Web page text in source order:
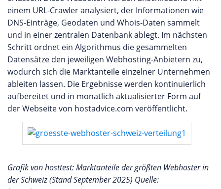
einem URL-Crawler analysiert, der Informationen wie
DNS-Einträge, Geodaten und Whois-Daten sammelt
und in einer zentralen Datenbank ablegt. Im nächsten
Schritt ordnet ein Algorithmus die gesammelten
Datensätze den jeweiligen Webhosting-Anbietern zu,
wodurch sich die Marktanteile einzelner Unternehmen
ableiten lassen. Die Ergebnisse werden kontinuierlich
aufbereitet und in monatlich aktualisierter Form auf
der Webseite von hostadvice.com veröffentlicht.
Grafik von hosttest: Marktanteile der größten Webhoster in
der Schweiz (Stand September 2025) Quelle: